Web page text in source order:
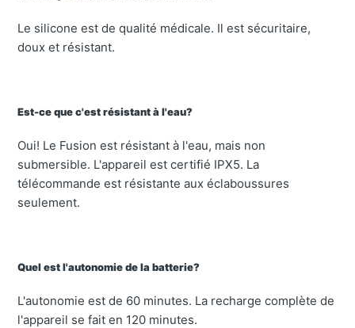
Le silicone est de qualité médicale. Il est sécuritaire,
doux et résistant.
Est-ce que c'est résistant à l'eau?
Oui! Le Fusion est résistant à l'eau, mais non
submersible. L'appareil est certifié IPX5. La
télécommande est résistante aux éclaboussures
seulement.
Quel est l'autonomie de la batterie?
L'autonomie est de 60 minutes. La recharge complète de
l'appareil se fait en 120 minutes.